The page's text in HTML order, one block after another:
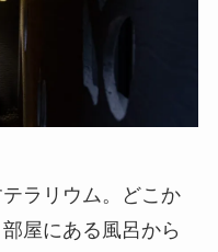
ラリウム。どこか
屋にある風呂から